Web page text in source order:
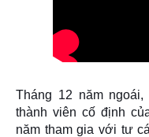
Tháng 12 năm
thành viên cố định
năm tham gia với tư